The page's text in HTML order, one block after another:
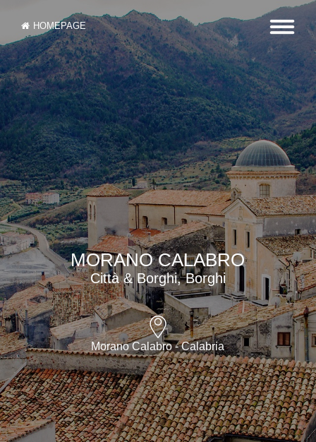
HOMEPAGE
MORANO CALABRO
Città & Borghi, Borghi
Morano Calabro - Calabria